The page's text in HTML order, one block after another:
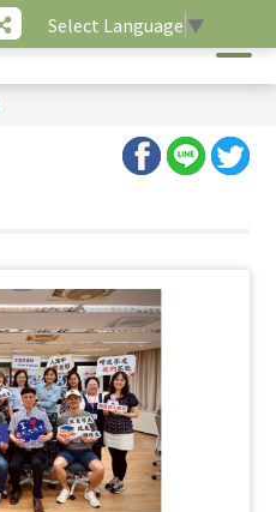
Select Language ▼